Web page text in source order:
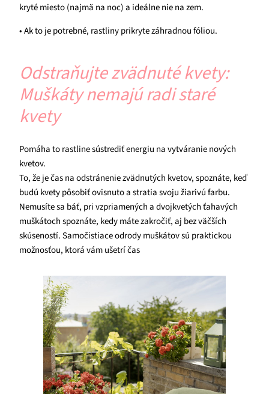
kryté miesto (najmä na noc) a ideálne nie na zem.
• Ak to je potrebné, rastliny prikryte záhradnou fóliou.
Odstraňujte zvädnuté kvety:
Muškáty nemajú radi staré
kvety
Pomáha to rastline sústrediť energiu na vytváranie nových
kvetov.
To, že je čas na odstránenie zvädnutých kvetov, spoznáte, keď
budú kvety pôsobiť ovisnuto a stratia svoju žiarivú farbu.
Nemusíte sa báť, pri vzpriamených a dvojkvetých ťahavých
muškátoch spoznáte, kedy máte zakročiť, aj bez väčších
skúseností. Samočistiace odrody muškátov sú praktickou
možnosťou, ktorá vám ušetrí čas